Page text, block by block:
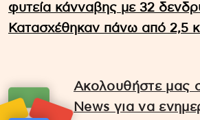
φυτεία κάνναβης με 32
Κατασχέθηκαν πάνω από 2,5
Ακολουθήστε μας
News για να